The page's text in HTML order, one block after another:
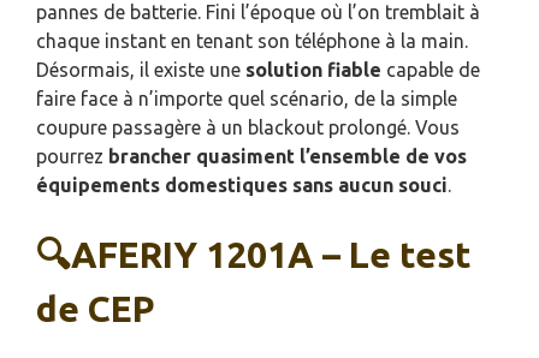
pannes de batterie. Fini l’époque où l’on tremblait à
chaque instant en tenant son téléphone à la main.
Désormais, il existe une solution fiable capable de
faire face à n’importe quel scénario, de la simple
coupure passagère à un blackout prolongé. Vous
pourrez brancher quasiment l’ensemble de vos
équipements domestiques sans aucun souci.
🔍AFERIY 1201A – Le test
de CEP